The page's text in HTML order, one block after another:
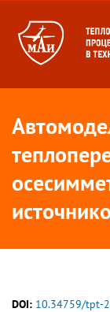
DOI: 10.34759/tpt-